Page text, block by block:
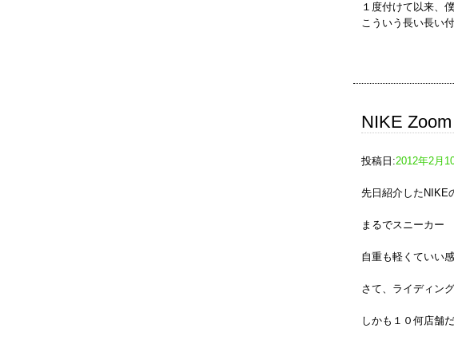
１度付けて以来、
こういう長い長い
NIKE
投稿日:2012年2月
先日紹介したNIKE
まるでスニーカー
自重も軽くていい
さて、ライディン
しかも１０何店舗